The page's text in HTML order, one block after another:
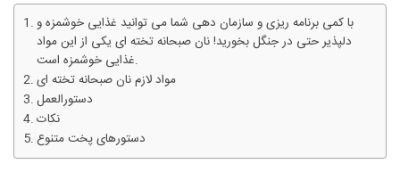
با کمی برنامه ریزی و سازمان دهی شما می توانید غذایی خوشمزه و
دلپذیر حتی در جنگل بخورید! نان صبحانه تخته ای یکی از این مواد
غذایی خوشمزه است.
مواد لازم نان صبحانه تخته ای
دستورالعمل
نکات
دستورهای پخت متنوع